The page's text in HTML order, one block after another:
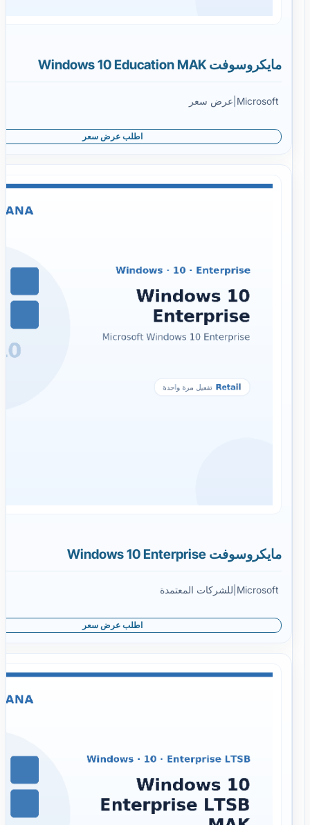
مايكروسوفت Windows 10 Education MAK
Microsoft عرض سعر
اطلب عرض سعر
مايكروسوفت Windows 10 Enterprise
Microsoft للشركات المعتمدة
اطلب عرض سعر